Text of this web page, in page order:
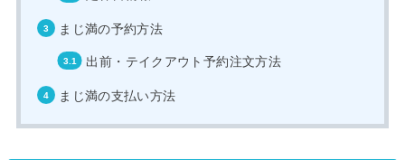
まじ満の予約方法
出前・テイクアウト予約注文方法
まじ満の支払い方法